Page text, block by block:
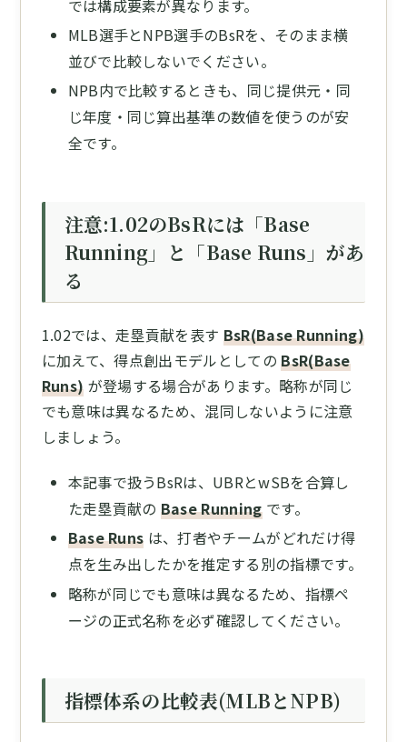
では構成要素が異なります。
MLB選手とNPB選手のBsRを、そのまま横
並びで比較しないでください。
NPB内で比較するときも、同じ提供元・同
じ年度・同じ算出基準の数値を使うのが安
全です。
注意:1.02のBsRには「Base
Running」と「Base Runs」があ
る
1.02では、走塁貢献を表す BsR(Base Running)
に加えて、得点創出モデルとしてのBsR(Base
Runs) が登場する場合があります。略称が同じ
でも意味は異なるため、混同しないように注意
しましょう。
本記事で扱うBsRは、UBRとwSBを合算し
た走塁貢献の Base Runningです。
Base Runs は、打者やチームがどれだけ得
点を生み出したかを推定する別の指標です。
略称が同じでも意味は異なるため、指標ペ
ージの正式名称を必ず確認してください。
指標体系の比較表(MLBとNPB)